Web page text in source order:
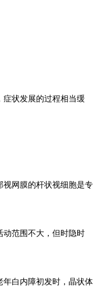
症状发展的过程相当缓
视网膜的杆状视细胞是专
动范围不大，但时隐时
年白内障初发时，晶状体